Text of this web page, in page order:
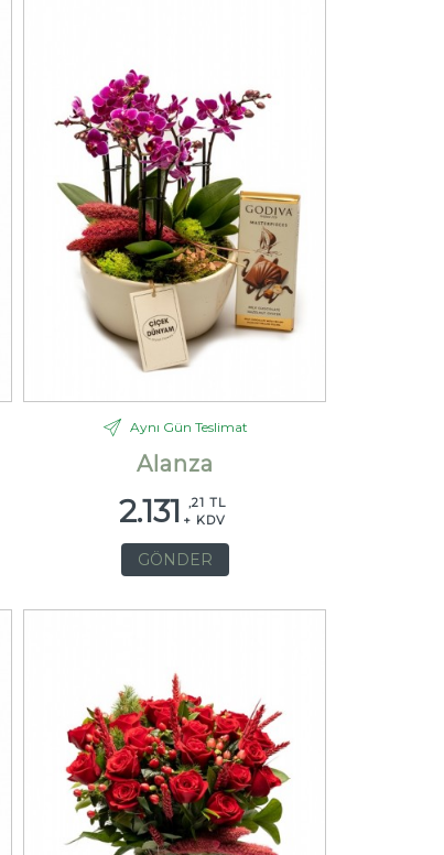
Aynı Gün Teslimat
Alanza
2.131 ,21 TL
+ KDV
GÖNDER